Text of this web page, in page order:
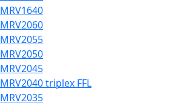
MRV1640
MRV2060
MRV2055
MRV2050
MRV2045
MRV2040 triplex FFL
MRV2035